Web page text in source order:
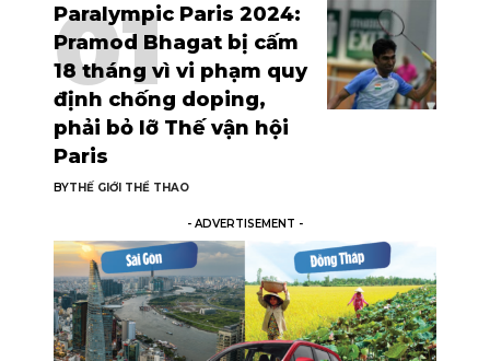
Paralympic Paris 2024:
Pramod Bhagat bị cấm
18 tháng vì vi phạm quy
định chống doping,
phải bỏ lỡ Thế vận hội
Paris
BYTHẾ GIỚI THỂ THAO
- ADVERTISEMENT -